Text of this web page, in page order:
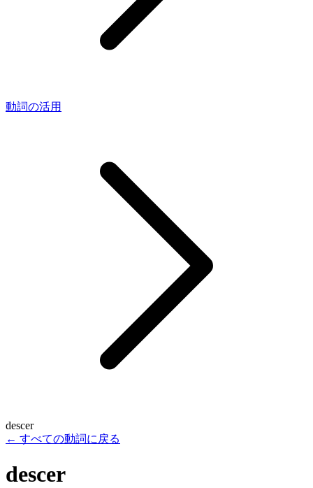
動詞の活用
descer
← すべての動詞に戻る
descer